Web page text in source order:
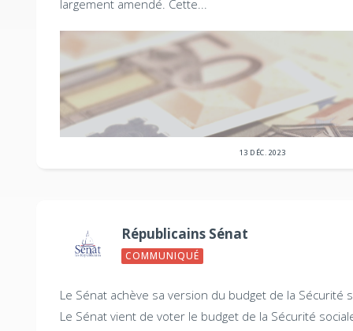
largement amendé. Cette...
13 DÉC. 2023
Républicains Sénat
COMMUNIQUÉ
Le Sénat achève sa version du budget de la Sécurité
Le Sénat vient de voter le budget de la Sécurité